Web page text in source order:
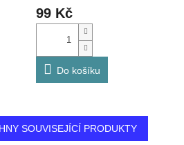
99 Kč
Do košíku
SOUVISEJÍCÍ PRODUKTY